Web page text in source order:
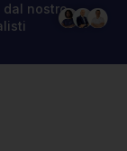
dal nostro